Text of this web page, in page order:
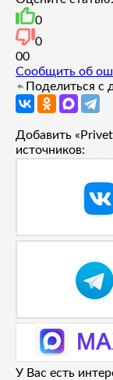
0
0
00
Сообщить об
Поделиться с
Добавить
источников:
У Вас есть